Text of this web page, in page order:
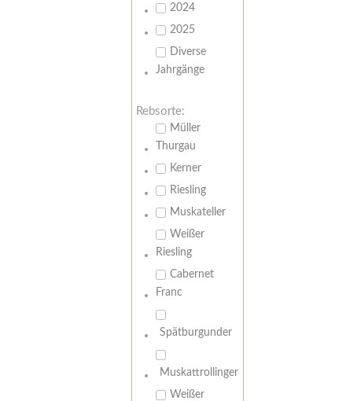
2024
2025
Diverse
Jahrgänge
Rebsorte:
Müller
Thurgau
Kerner
Riesling
Muskateller
Weißer
Riesling
Cabernet
Franc
Spätburgunder
Muskattrollinger
Weißer